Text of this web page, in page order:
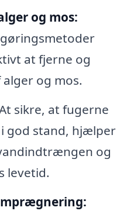
og mos:
at fjerne og
og mos.
sikre, at fugerne
god stand, hjælper
og
levetid.